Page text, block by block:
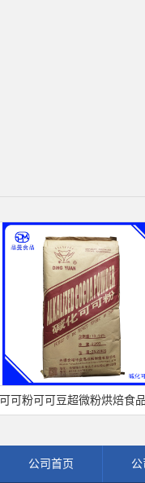
可可豆超微粉烘焙食品固体
公司首页 公